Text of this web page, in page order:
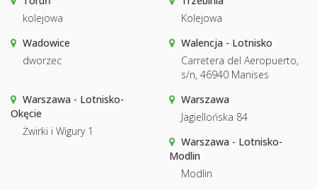
kolejowa
Kolejowa
Wadowice
dworzec
Walencja - Lotnisko
Carretera del Aeropuerto,
s/n, 46940 Manises
Warszawa - Lotnisko-
Okęcie
Żwirki i Wigury 1
Warszawa
Jagiellońska 84
Warszawa - Lotnisko-
Modlin
Modlin